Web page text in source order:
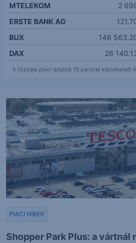
MTELEKOM
2
ERSTE BANK AG
BUX
146
DAX
26
A tőzsdei piaci adatok 15 perccel késleltetett
Shopper Park Plus: a vártnál
PIACI HÍREK